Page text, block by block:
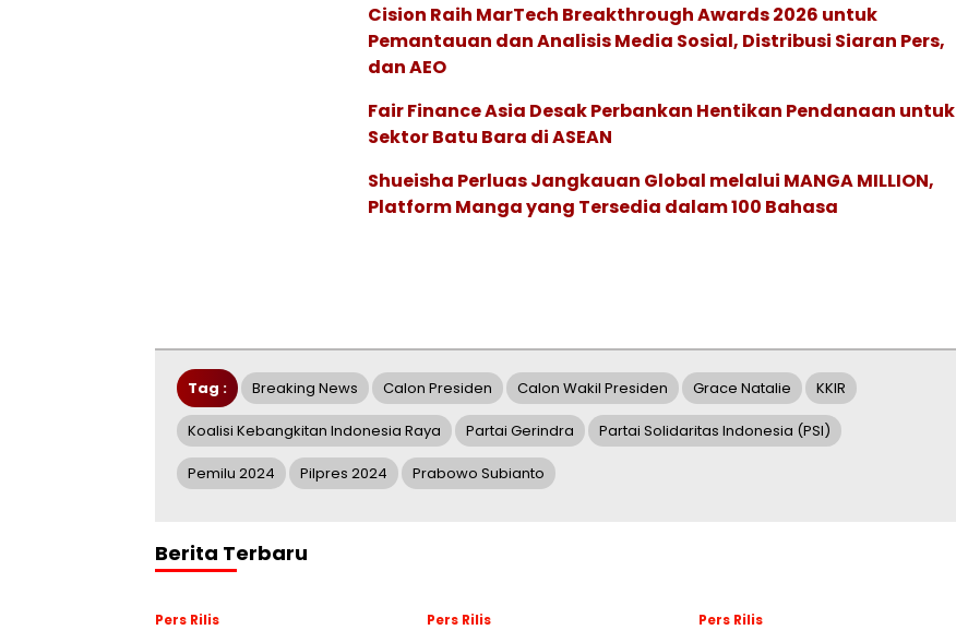
Cision Raih MarTech Breakthrough Awards 2026 untuk
Pemantauan dan Analisis Media Sosial, Distribusi Siaran Pers,
dan AEO
Fair Finance Asia Desak Perbankan Hentikan Pendanaan untuk
Sektor Batu Bara di ASEAN
Shueisha Perluas Jangkauan Global melalui MANGA MILLION,
Platform Manga yang Tersedia dalam 100 Bahasa
Tag : Breaking News Calon Presiden Calon Wakil Presiden Grace Natalie KKIR
Koalisi Kebangkitan Indonesia Raya Partai Gerindra Partai Solidaritas Indonesia (PSI)
Pemilu 2024 Pilpres 2024 Prabowo Subianto
Berita Terbaru
Pers Rilis Pers Rilis Pers Rilis